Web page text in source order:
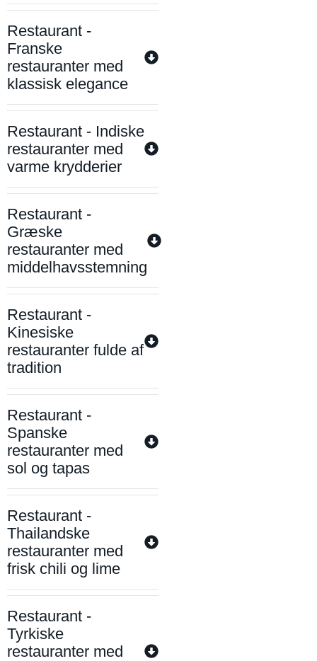
Restaurant -
Franske
restauranter med
klassisk elegance
Restaurant - Indiske
restauranter med
varme krydderier
Restaurant -
Græske
restauranter med
middelhavsstemning
Restaurant -
Kinesiske
restauranter fulde af
tradition
Restaurant -
Spanske
restauranter med
sol og tapas
Restaurant -
Thailandske
restauranter med
frisk chili og lime
Restaurant -
Tyrkiske
restauranter med